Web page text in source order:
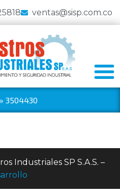
ventas@sisp.com.co
» 3504430
Industriales SP S.A.S. –